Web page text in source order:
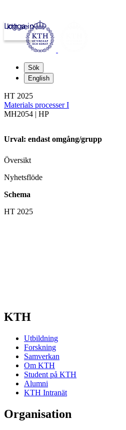
kth.se
Logga in
Sök
English
HT 2025
Materials processer I
MH2054 | HP
Urval: endast omgång/grupp
Översikt
Nyhetsflöde
Schema
HT 2025
KTH
Utbildning
Forskning
Samverkan
Om KTH
Student på KTH
Alumni
KTH Intranät
Organisation